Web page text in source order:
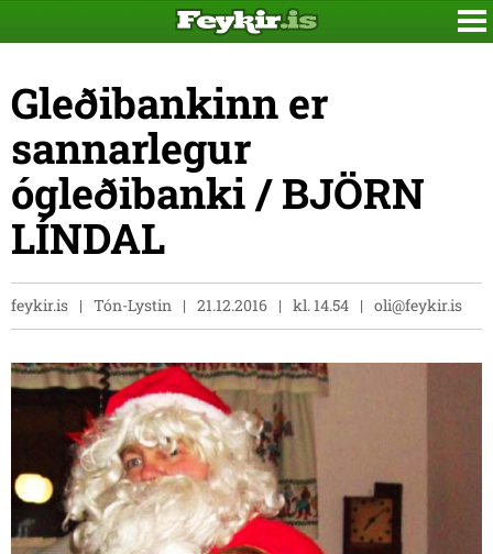
Gleðibankinn er
sannarlegur
ógleðibanki / BJÖRN
LÍNDAL
feykir.is Tón-Lystin 21.12.2016 kl. 14.54 oli@feykir.is